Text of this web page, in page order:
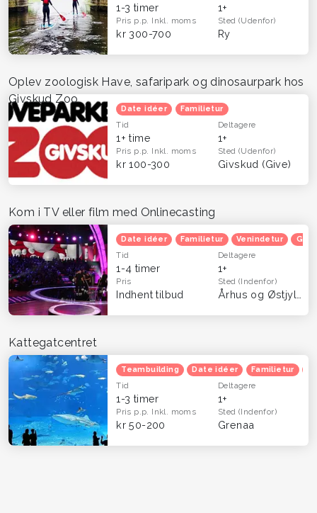
1-3 timer 1+
Pris p.p. Inkl. moms
kr 300-700
Sted(Udenfor)
Ry
Oplev zoologisk Have, safaripark og dinosaurpark hos
Givskud Zoo
Date idéer Familietur
Tid
1+ time
Deltagere
1+
Pris p.p. Inkl. moms
kr 100-300
Sted(Udenfor)
Givskud (Give)
Kom i TV eller film med Onlinecasting
Date idéer Familietur Venindetur
Tid
1-4 timer
Deltagere
1+
Pris
Indhent tilbud
Sted(Indenfor)
Kattegatcentret
Teambuilding Date idéer Familietur
Tid
1-3 timer
Deltagere
1+
Pris p.p. Inkl. moms
kr 50-200
Sted(Indenfor)
Grenaa